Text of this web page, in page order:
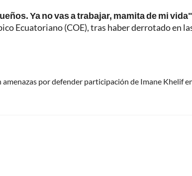
Ya no vas a trabajar, mamita de mi
Ecuatoriano (COE), tras haber derrotado en
amenazas por defender participación de Imane Khelif